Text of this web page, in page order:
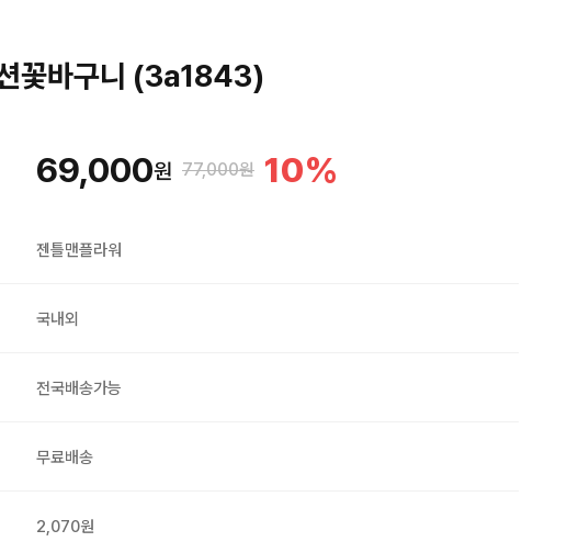
꽃바구니 (3a1843)
69,000원 77,000원 10%
젠틀맨플라워
국내외
전국배송가능
무료배송
2,070원